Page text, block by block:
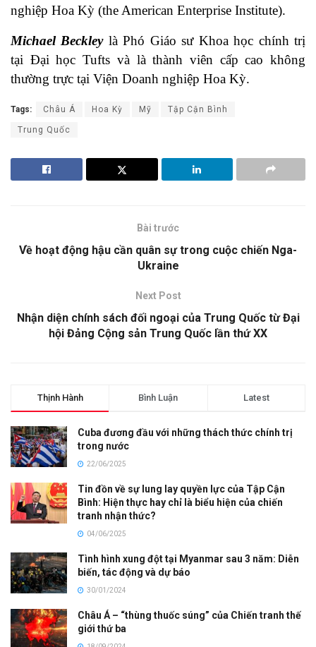
nghiệp Hoa Kỳ (the American Enterprise Institute).
Michael Beckleylà Phó Giáo sư Khoa học chính trị
tại Đại học Tufts và là thành viên cấp cao không
thường trực tại Viện Doanh nghiệp Hoa Kỳ.
Tags: Châu Á Hoa Kỳ Mỹ Tập Cận Bình
Trung Quốc
Bài trước
Về hoạt động hậu cần quân sự trong cuộc chiến Nga-
Ukraine
Next Post
Nhận diện chính sách đối ngoại của Trung Quốc từ Đại
hội Đảng Cộng sản Trung Quốc lần thứ XX
Thịnh Hành Bình Luận Latest
Cuba đương đầu với những thách thức chính trị
trong nước
22/06/2025
Tin đồn về sự lung lay quyền lực của Tập Cận
Bình: Hiện thực hay chỉ là biểu hiện của chiến
tranh nhận thức?
04/06/2025
Tình hình xung đột tại Myanmar sau 3 năm: Diễn
biến, tác động và dự báo
30/01/2024
Châu Á – “thùng thuốc súng” của Chiến tranh thế
giới thứ ba